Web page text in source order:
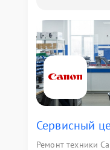
Сервисный
Ремонт техники